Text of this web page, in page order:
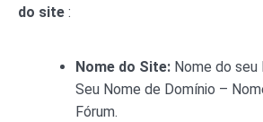
do site :
Nome do Site: Nome do seu
Seu Nome de Domínio –
Fórum.